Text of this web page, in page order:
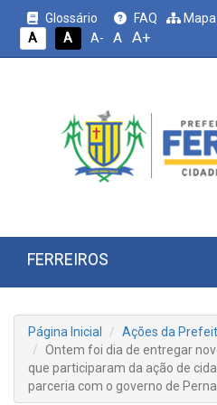
Glossário FAQ
A
A A- A A+
FERREIROS
Página Inicial
Ações da
Ontem foi dia de entregar
que participaram da ação de
parceria com o governo de